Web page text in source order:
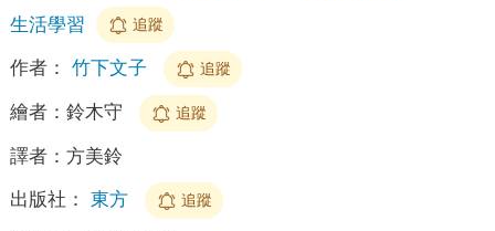
生活學習
追蹤
作者： 竹下文子 追蹤
繪者： 鈴木守 追蹤
譯者： 方美鈴
出版社： 東方 追蹤